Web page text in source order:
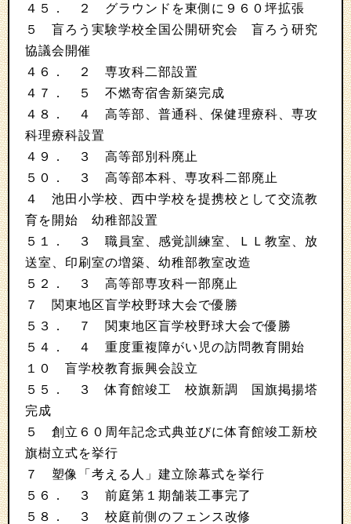
４５． ２ グラウンドを東側に９６０坪拡張
５ 盲ろう実験学校全国公開研究会 盲ろう研究
協議会開催
４６． ２ 専攻科二部設置
４７． ５ 不燃寄宿舎新築完成
４８． ４ 高等部、普通科、保健理療科、専攻
科理療科設置
４９． ３ 高等部別科廃止
５０． ３ 高等部本科、専攻科二部廃止
４ 池田小学校、西中学校を提携校として交流教
育を開始 幼稚部設置
５１． ３ 職員室、感覚訓練室、ＬＬ教室、放
送室、印刷室の増築、幼稚部教室改造
５２． ３ 高等部専攻科一部廃止
７ 関東地区盲学校野球大会で優勝
５３． ７ 関東地区盲学校野球大会で優勝
５４． ４ 重度重複障がい児の訪問教育開始
１０ 盲学校教育振興会設立
５５． ３ 体育館竣工 校旗新調 国旗掲揚塔
完成
５ 創立６０周年記念式典並びに体育館竣工新校
旗樹立式を挙行
７ 塑像「考える人」建立除幕式を挙行
５６． ３ 前庭第１期舗装工事完了
５８． ３ 校庭前側のフェンス改修